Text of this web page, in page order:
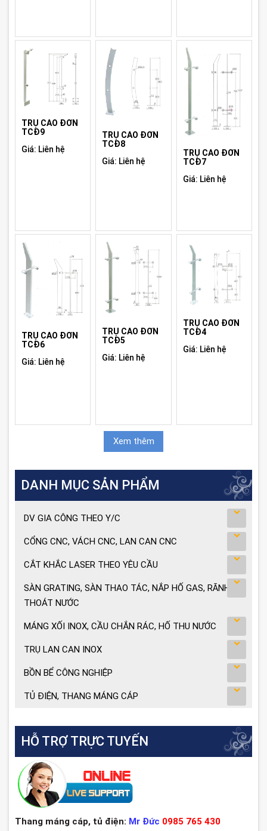
TRỤ CAO ĐƠN
TCĐ9
Giá: Liên hệ
TRỤ CAO ĐƠN
TCĐ8
Giá: Liên hệ
TRỤ CAO ĐƠN
TCĐ7
Giá: Liên hệ
TRỤ CAO ĐƠN
TCĐ6
Giá: Liên hệ
TRỤ CAO ĐƠN
TCĐ5
Giá: Liên hệ
TRỤ CAO ĐƠN
TCĐ4
Giá: Liên hệ
Xem thêm
DANH MỤC SẢN PHẨM
DV GIA CÔNG THEO Y/C
CỔNG CNC, VÁCH CNC, LAN CAN CNC
CẮT KHẮC LASER THEO YÊU CẦU
SÀN GRATING, SÀN THAO TÁC, NẮP HỐ GAS, RÃNH
THOÁT NƯỚC
MÁNG XỐI INOX, CẦU CHẮN RÁC, HỐ THU NƯỚC
TRỤ LAN CAN INOX
BỒN BỂ CÔNG NGHIỆP
TỦ ĐIỆN, THANG MÁNG CÁP
HỖ TRỢ TRỰC TUYẾN
Thang máng cáp, tủ điện: Mr Đức 0985 765 430